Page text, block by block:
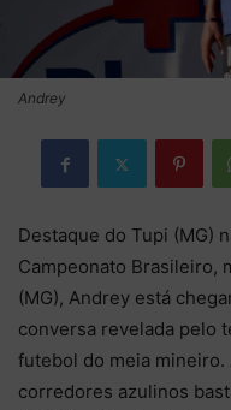
Andrey
Destaque do Tupi (MG)
Campeonato Brasileiro,
(MG), Andrey está
conversa revelada pelo
futebol do meia mineiro.
corredores azulinos